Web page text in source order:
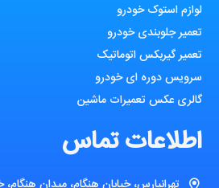
لوازم استوک خودرو
تعمیر جلوبندی خودرو
تعمیر گیربکس اتوماتیک
سرویس دوره ای خودرو
گالری عکس تعمیرات ماشین
اطلاعات تماس